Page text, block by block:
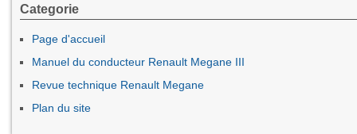
Categorie
Page d'accueil
Manuel du conducteur Renault Megane III
Revue technique Renault Megane
Plan du site